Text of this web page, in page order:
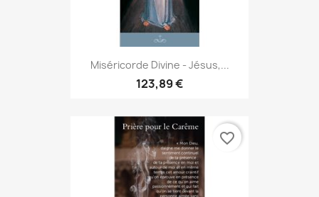
Miséricorde Divine - Jésus,...
123,89 €
favorite_border